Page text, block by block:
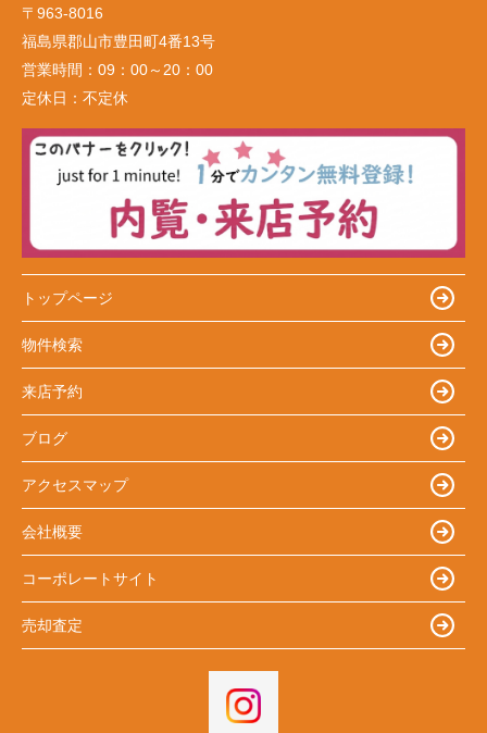
〒963-8016
福島県郡山市豊田町4番13号
営業時間： 09：00～20：00
定休日： 不定休
トップページ
物件検索
来店予約
ブログ
アクセスマップ
会社概要
コーポレートサイト
売却査定